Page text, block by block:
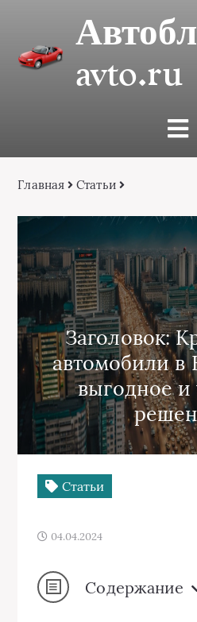
avto.ru
Главная Статьи
Заголовок:
автомобили в
выгодное и
Статьи
04.04.2024
Содержание